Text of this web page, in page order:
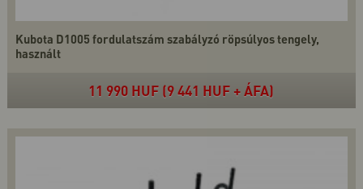
Kubota D1005 fordulatszám szabályzó röpsúlyos tengely,
használt
11 990 HUF (9 441 HUF + ÁFA)